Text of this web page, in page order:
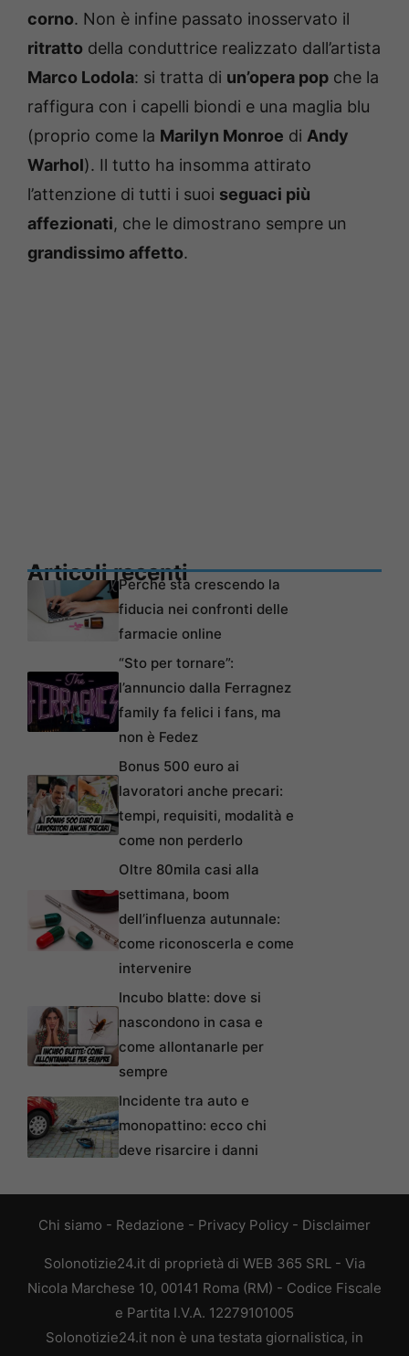
corno. Non è infine passato inosservato il
ritratto della conduttrice realizzato dall’artista
Marco Lodola: si tratta di un’opera pop che la
raffigura con i capelli biondi e una maglia blu
(proprio come la Marilyn Monroe di Andy
Warhol). Il tutto ha insomma attirato
l’attenzione di tutti i suoi seguaci più
affezionati, che le dimostrano sempre un
grandissimo affetto.
Articoli recentiPerché sta crescendo la
fiducia nei confronti delle
farmacie online
“Sto per tornare”:
l’annuncio dalla Ferragnez
family fa felici i fans, ma
non è Fedez
Bonus 500 euro ai
lavoratori anche precari:
tempi, requisiti, modalità e
come non perderlo
Oltre 80mila casi alla
settimana, boom
dell’influenza autunnale:
come riconoscerla e come
intervenire
Incubo blatte: dove si
nascondono in casa e
come allontanarle per
sempre
Incidente tra auto e
monopattino: ecco chi
deve risarcire i danni
Chi siamo - Redazione - Privacy Policy - Disclaimer
Solonotizie24.it di proprietà di WEB 365 SRL - Via
Nicola Marchese 10, 00141 Roma (RM) - Codice Fiscale
e Partita I.V.A. 12279101005
Solonotizie24.it non è una testata giornalistica, in